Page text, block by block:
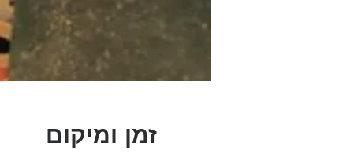
זמן ומיקום